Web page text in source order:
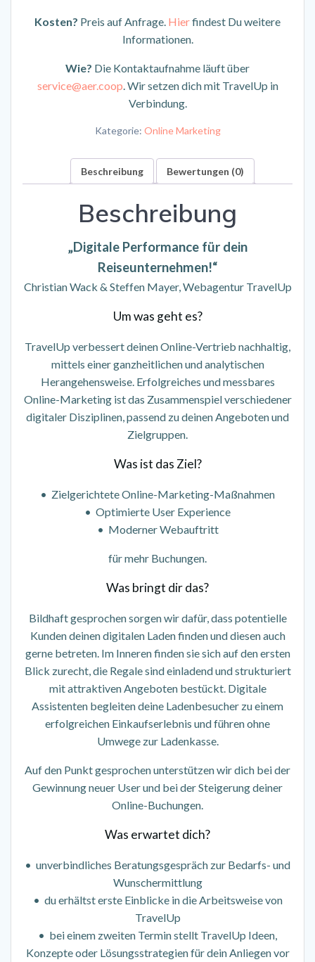
Kosten? Preis auf Anfrage. Hierfindest Du weitere
Informationen.
Wie? Die Kontaktaufnahme läuft über
service@aer.coop. Wir setzen dich mit TravelUp in
Verbindung.
Kategorie: Online Marketing
Beschreibung Bewertungen (0)
Beschreibung
„Digitale Performance für dein
Reiseunternehmen!“
Christian Wack & Steffen Mayer, Webagentur TravelUp
Um was geht es?
TravelUp verbessert deinen Online-Vertrieb nachhaltig,
mittels einer ganzheitlichen und analytischen
Herangehensweise. Erfolgreiches und messbares
Online-Marketing ist das Zusammenspiel verschiedener
digitaler Disziplinen, passend zu deinen Angeboten und
Zielgruppen.
Was ist das Ziel?
• Zielgerichtete Online-Marketing-Maßnahmen
• Optimierte User Experience
• Moderner Webauftritt
für mehr Buchungen.
Was bringt dir das?
Bildhaft gesprochen sorgen wir dafür, dass potentielle
Kunden deinen digitalen Laden finden und diesen auch
gerne betreten. Im Inneren finden sie sich auf den ersten
Blick zurecht, die Regale sind einladend und strukturiert
mit attraktiven Angeboten bestückt. Digitale
Assistenten begleiten deine Ladenbesucher zu einem
erfolgreichen Einkaufserlebnis und führen ohne
Umwege zur Ladenkasse.
Auf den Punkt gesprochen unterstützen wir dich bei der
Gewinnung neuer User und bei der Steigerung deiner
Online-Buchungen.
Was erwartet dich?
• unverbindliches Beratungsgespräch zur Bedarfs- und
Wunschermittlung
• du erhältst erste Einblicke in die Arbeitsweise von
TravelUp
• bei einem zweiten Termin stellt TravelUp Ideen,
Konzepte oder Lösungsstrategien für dein Anliegen vor